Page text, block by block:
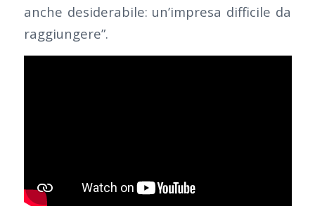
anche desiderabile: un’impresa difficile da
raggiungere”.